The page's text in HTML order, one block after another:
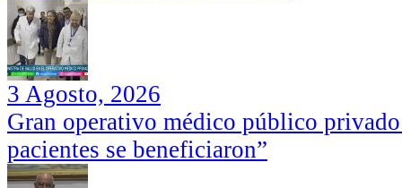
3 Agosto, 2026
Gran operativo médico público
pacientes se beneficiaron”